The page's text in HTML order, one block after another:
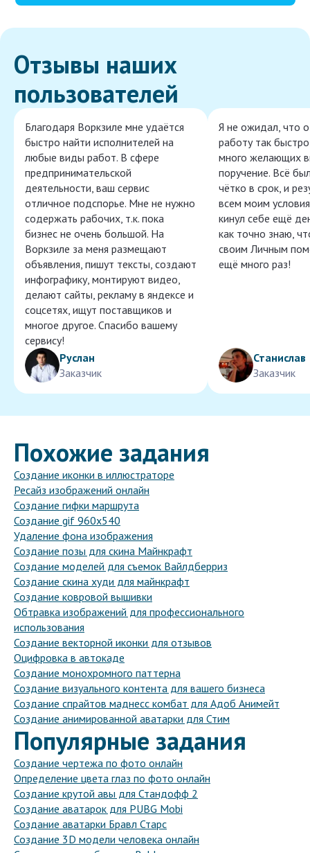
Отзывы наших
пользователей
Благодаря Воркзиле мне удаётся
быстро найти исполнителей на
любые виды работ. В сфере
предпринимательской
деятельности, ваш сервис
отличное подспорье. Мне не нужно
содержать рабочих, т.к. пока
бизнес не очень большой. На
Воркзиле за меня размещают
объявления, пишут тексты, создают
инфографику, монтируют видео,
делают сайты, рекламу в яндексе и
соцсетях, ищут поставщиков и
многое другое. Спасибо вашему
сервису!
Руслан
Заказчик
Я не ожидал, что
работу так
много желающих
поручение. Всё
чётко в срок, и
всем моим
кинул себе ещё
как точно знаю,
своим Личным
ещё много раз!
Станислав
Заказчик
Похожие задания
Создание иконки в иллюстраторе
Ресайз изображений онлайн
Создание гифки маршрута
Создание gif 960x540
Удаление фона изображения
Создание позы для скина Майнкрафт
Создание моделей для съемок Вайлдберриз
Создание скина худи для майнкрафт
Создание ковровой вышивки
Обтравка изображений для профессионального
использования
Создание векторной иконки для отзывов
Оцифровка в автокаде
Создание монохромного паттерна
Создание визуального контента для вашего бизнеса
Создание спрайтов маднесс комбат для Адоб Анимейт
Создание анимированной аватарки для Стим
Популярные задания
Создание чертежа по фото онлайн
Определение цвета глаз по фото онлайн
Создание крутой авы для Стандофф 2
Создание аватарок для PUBG Mobi
Создание аватарки Бравл Старс
Создание 3D модели человека онлайн